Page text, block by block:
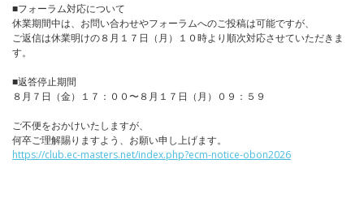
■フォーラム対応について
休業期間中は、お問い合わせやフォーラムへのご投稿は可能ですが、
ご返信は休業明けの８月１７日（月）１０時より順次対応させていただきま
す。
■返答停止期間
８月７日（金）１７：００〜８月１７日（月）０９：５９
ご不便をおかけいたしますが、
何卒ご理解賜りますよう、お願い申し上げます。
https://club.ec-masters.net/index.php?ecm-notice-obon2026